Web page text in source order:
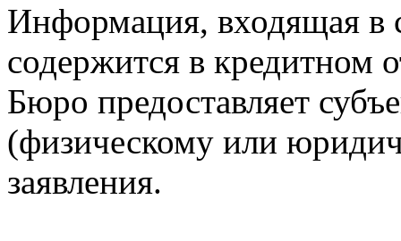
Информация, входящая в
содержится в кредитном
Бюро предоставляет
(физическому или
заявления.